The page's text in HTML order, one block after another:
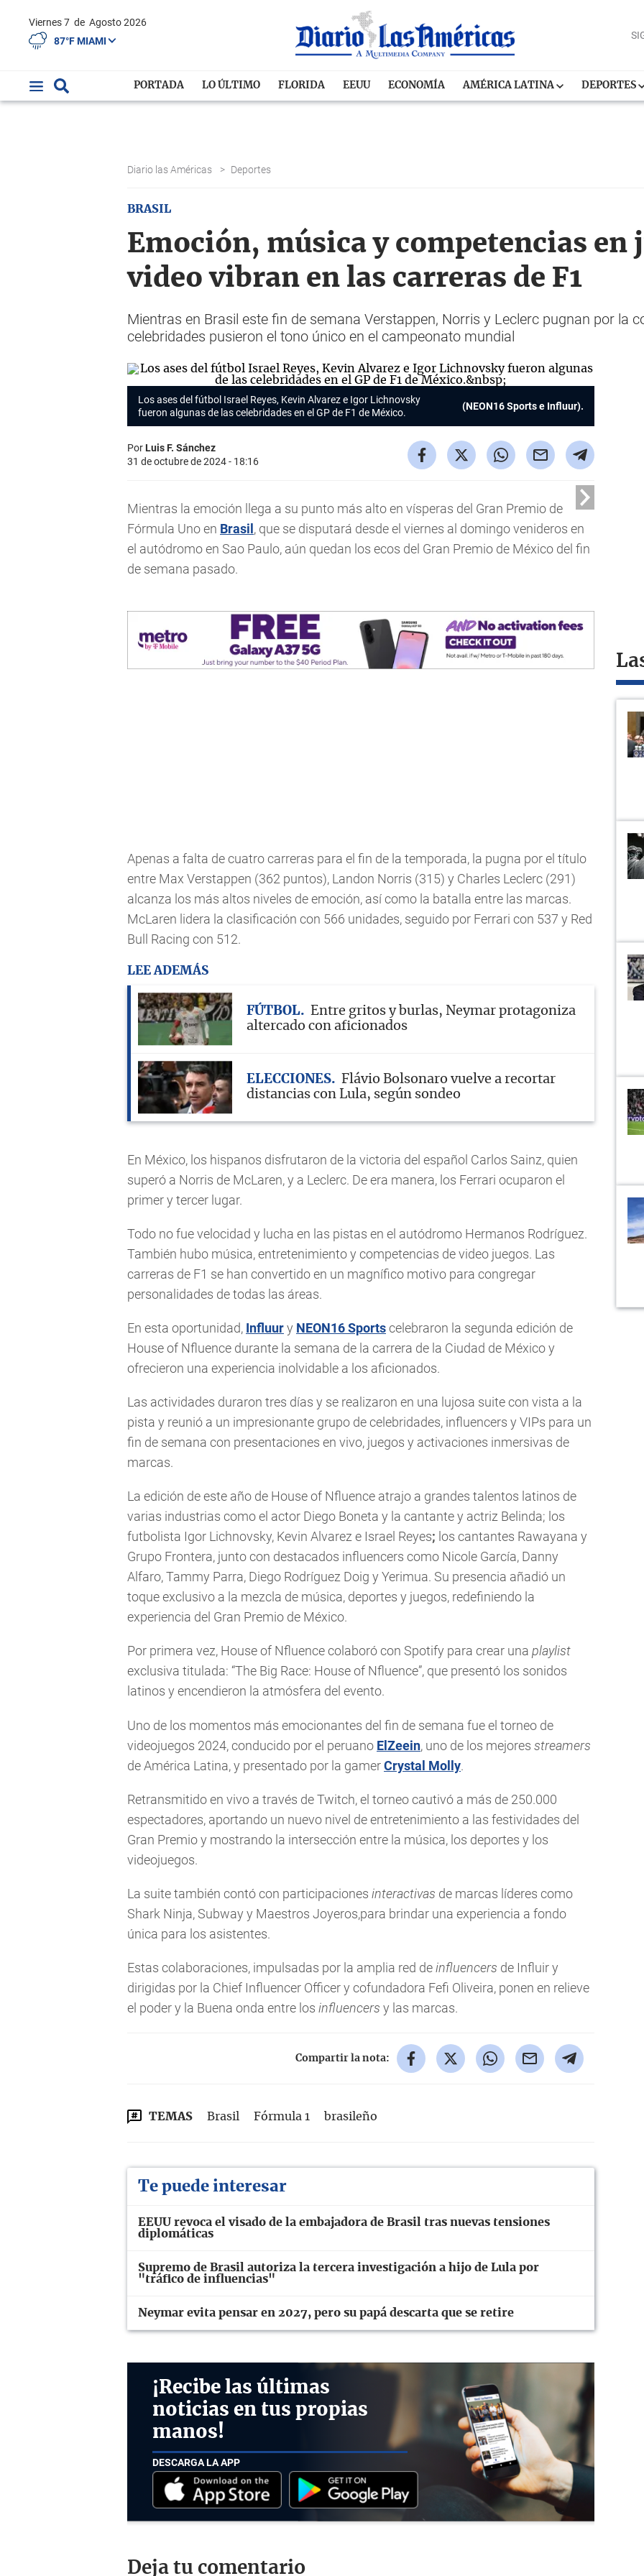
Viernes 7 de Agosto 2026
87°F MIAMI
PORTADA LO ÚLTIMO FLORIDA EEUU ECONOMÍA AMÉRICA LATINA DEPORTES
Diario las Américas > Deportes
BRASIL
Emoción, música y competencias en
video vibran en las carreras de F1
Mientras en Brasil este fin de semana Verstappen, Norris y Leclerc pugnan por la
celebridades pusieron el tono único en el campeonato mundial
Los ases del fútbol Israel Reyes, Kevin Alvarez e Igor Lichnovsky
fueron algunas de las celebridades en el GP de F1 de México.
(NEON16 Sports e Influur).
PorLuis F. Sánchez
31 de octubre de 2024 - 18:16
Mientras la emoción llega a su punto más alto en vísperas del Gran Premio de
Fórmula Uno en Brasil , que se disputará desde el viernes al domingo venideros en
el autódromo en Sao Paulo, aún quedan los ecos del Gran Premio de México del fin
de semana pasado.
Apenas a falta de cuatro carreras para el fin de la temporada, la pugna por el título
entre Max Verstappen (362 puntos), Landon Norris (315) y Charles Leclerc (291)
alcanza los más altos niveles de emoción, así como la batalla entre las marcas.
McLaren lidera la clasificación con 566 unidades, seguido por Ferrari con 537 y Red
Bull Racing con 512.
LEE ADEMÁS
FÚTBOL
Entre gritos y burlas, Neymar protagoniza
altercado con aficionados
ELECCIONES
Flávio Bolsonaro vuelve a recortar
distancias con Lula, según sondeo
En México, los hispanos disfrutaron de la victoria del español Carlos Sainz, quien
superó a Norris de McLaren, y a Leclerc. De era manera, los Ferrari ocuparon el
primer y tercer lugar.
Todo no fue velocidad y lucha en las pistas en el autódromo Hermanos Rodríguez.
También hubo música, entretenimiento y competencias de video juegos. Las
carreras de F1 se han convertido en un magnífico motivo para congregar
personalidades de todas las áreas.
En esta oportunidad, Influury NEON16 Sportscelebraron la segunda edición de
House of Nfluence durante la semana de la carrera de la Ciudad de México y
ofrecieron una experiencia inolvidable a los aficionados.
Las actividades duraron tres días y se realizaron en una lujosa suite con vista a la
pista y reunió a un impresionante grupo de celebridades, influencers y VIPs para un
fin de semana con presentaciones en vivo, juegos y activaciones inmersivas de
marcas.
La edición de este año de House of Nfluence atrajo a grandes talentos latinos de
varias industrias como el actor Diego Boneta y la cantante y actriz Belinda; los
futbolista Igor Lichnovsky, Kevin Alvarez e Israel Reyes; los cantantes Rawayana y
Grupo Frontera, junto con destacados influencers como Nicole García, Danny
Alfaro, Tammy Parra, Diego Rodríguez Doig y Yerimua. Su presencia añadió un
toque exclusivo a la mezcla de música, deportes y juegos, redefiniendo la
experiencia del Gran Premio de México.
Por primera vez, House of Nfluence colaboró con Spotify para crear una playlist
exclusiva titulada: “The Big Race: House of Nfluence”, que presentó los sonidos
latinos y encendieron la atmósfera del evento.
Uno de los momentos más emocionantes del fin de semana fue el torneo de
videojuegos 2024, conducido por el peruano ElZeein, uno de los mejores streamers
de América Latina, y presentado por la gamerCrystal Molly.
Retransmitido en vivo a través de Twitch, el torneo cautivó a más de 250.000
espectadores, aportando un nuevo nivel de entretenimiento a las festividades del
Gran Premio y mostrando la intersección entre la música, los deportes y los
videojuegos.
La suite también contó con participaciones interactivas de marcas líderes como
Shark Ninja, Subway y Maestros Joyeros,para brindar una experiencia a fondo
única para los asistentes.
Estas colaboraciones, impulsadas por la amplia red deinfluencers de Influir y
dirigidas por la Chief Influencer Officer y cofundadora Fefi Oliveira, ponen en relieve
el poder y la Buena onda entre los influencers y las marcas.
Compartir la nota:
TEMAS Brasil Fórmula 1 brasileño
Te puede interesar
EEUU revoca el visado de la embajadora de Brasil tras nuevas tensiones
diplomáticas
Supremo de Brasil autoriza la tercera investigación a hijo de Lula por
"tráfico de influencias"
Neymar evita pensar en 2027, pero su papá descarta que se retire
¡Recibe las últimas
noticias en tus propias
manos!
DESCARGA LA APP
Deja tu comentario